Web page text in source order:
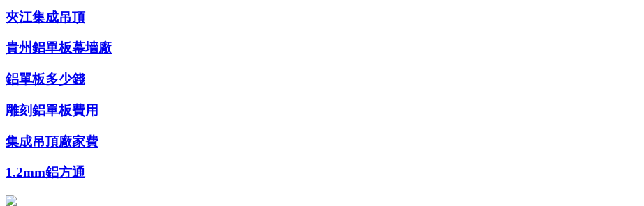
夾江集成吊頂
貴州鋁單板幕墻廠
鋁單板多少錢
雕刻鋁單板費用
集成吊頂廠家費
1.2mm鋁方通